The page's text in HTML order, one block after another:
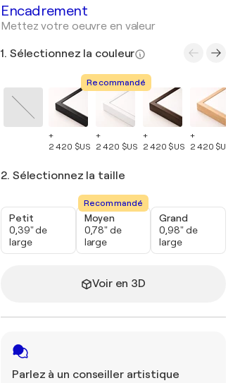
Encadrement
Mettez votre oeuvre en valeur
1. Sélectionnez la couleur
+
2 420 $US
Recommandé
+
2 420 $US
+
2 420 $US
+
2 420 $US
2. Sélectionnez la taille
Petit
0,39" de
large
Recommandé
Moyen
0,78" de
large
Grand
0,98" de
large
Voir en 3D
Parlez à un conseiller artistique